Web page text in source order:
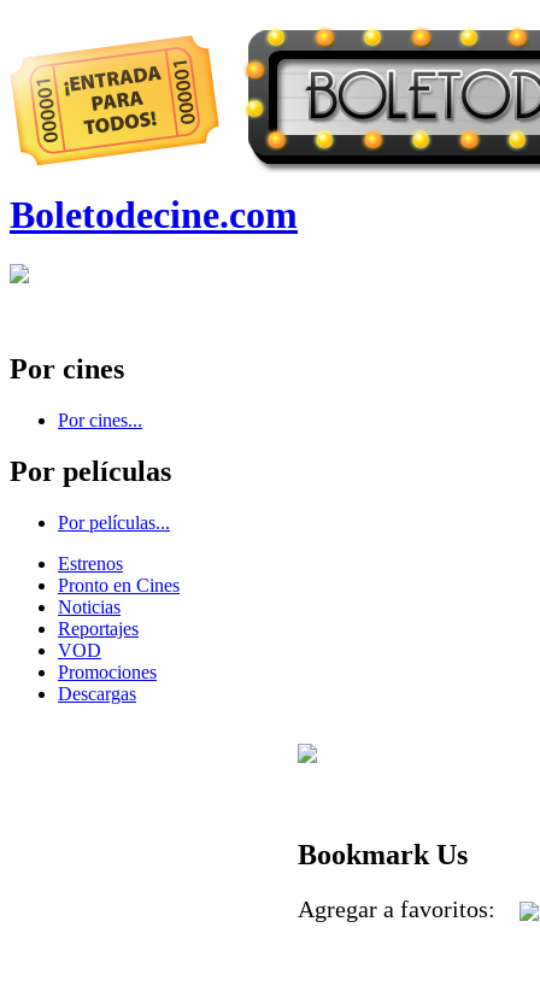
Boletodecine.com
Por cines
Por cines...
Por películas
Por películas...
Estrenos
Pronto en Cines
Noticias
Reportajes
VOD
Promociones
Descargas
Bookmark Us
Agregar a favoritos: